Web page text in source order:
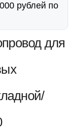
рублей по
для